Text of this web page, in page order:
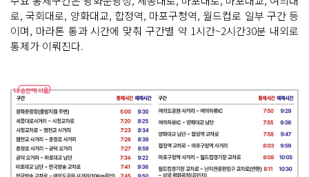
로, 국회대로, 양화대교, 합정역, 마포구청역, 월드컵로 일부 구간 등
이며, 마라톤 통과 시간에 맞춰 구간별 약 1시간~2시간30분 내외로
통제가 이뤄진다.